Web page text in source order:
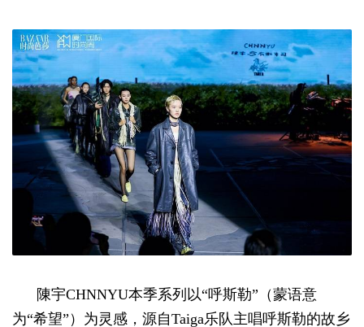
陳宇CHNNYU本季系列以“呼斯勒”（蒙语意
为“希望”）为灵感，源自Taiga乐队主唱呼斯勒的故乡